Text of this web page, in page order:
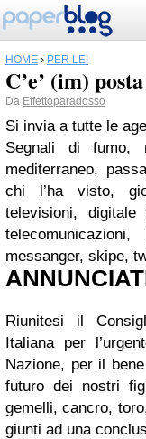
HOME › PER LEI
C’e’ (im)
Da Effettoparadosso
Si invia a tutte le
Segnali di fumo,
mediterraneo,
chi l’ha visto,
televisioni,
messanger, skipe,
Riunitesi il
Italiana per
Nazione, per il
futuro dei nostri
gemelli, cancro,
giunti ad una